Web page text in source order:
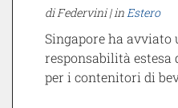
di Federvini |inEstero
Singapore ha avviato
responsabilità estesa
per i contenitori di